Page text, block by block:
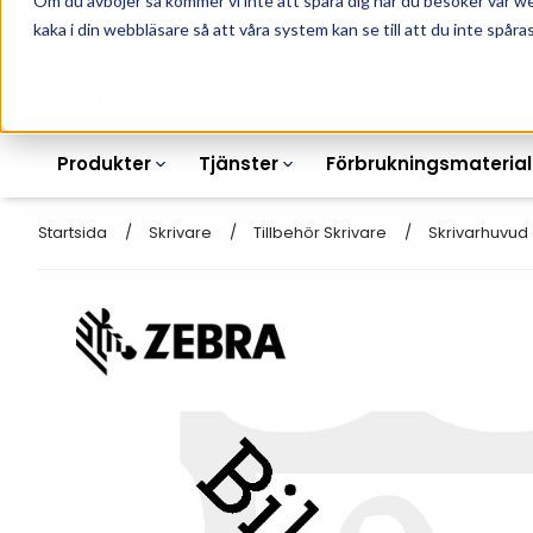
kaka i din webbläsare så att våra system kan se till att du inte
010-162 61 90
Produkter
Etikettskrivare
Armbandsskrivare
bläckstråleskrivare
Tjänster
Otryckta
Laseretikett_A4
Hyllkantsmärkning
Plastlister för hyllkanter
Förbrukningsmaterial
Startsida Skrivare Tillbehör Skrivare Skrivarhuvud